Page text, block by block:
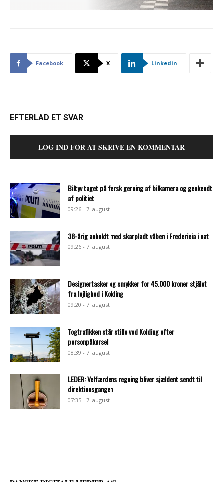
Facebook X Linkedin
EFTERLAD ET SVAR
LOG IND FOR AT SKRIVE EN KOMMENTAR
Biltyv taget på fersk gerning af bilkamera og genkendt
af politiet
09:26 - 7. august
38-årig anholdt med skarpladt våben i Fredericia i nat
09:26 - 7. august
Designertasker og smykker for 45.000 kroner stjålet
fra lejlighed i Kolding
09:20 - 7. august
Togtrafikken står stille ved Kolding efter
personpåkørsel
08:39 - 7. august
LEDER: Velfærdens regning bliver sjældent sendt til
direktionsgangen
07:35 - 7. august